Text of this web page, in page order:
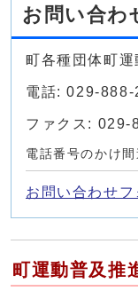
お問い合わ
町各種団体町
電話: 029-888-
ファクス: 029-
電話番号のかけ
お問い合わせフ
町運動普及推